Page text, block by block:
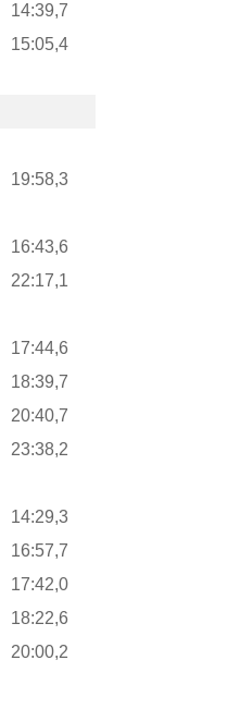
14:39,7
15:05,4
19:58,3
16:43,6
22:17,1
17:44,6
18:39,7
20:40,7
23:38,2
14:29,3
16:57,7
17:42,0
18:22,6
20:00,2